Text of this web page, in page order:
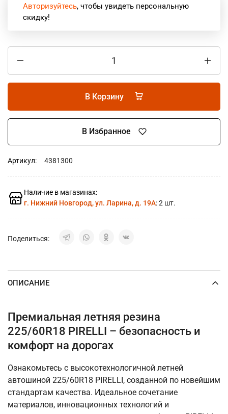
Авторизуйтесь, чтобы увидеть персональную
скидку!
В Корзину
В Избранное
Артикул: 4381300
Наличие в магазинах:
г. Нижний Новгород, ул. Ларина, д. 19А: 2 шт.
Поделиться:
ОПИСАНИЕ
Премиальная летняя резина
225/60R18 PIRELLI – безопасность и
комфорт на дорогах
Ознакомьтесь с высокотехнологичной летней
автошиной 225/60R18 PIRELLI, созданной по новейшим
стандартам качества. Идеальное сочетание
материалов, инновационных технологий и